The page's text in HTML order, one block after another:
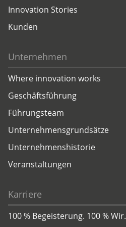
Innovation Stories
Kunden
Unternehmen
Where innovation works
Geschäftsführung
Führungsteam
Unternehmensgrundsätze
Unternehmenshistorie
Veranstaltungen
Karriere
100 % Begeisterung. 100 % Wir.